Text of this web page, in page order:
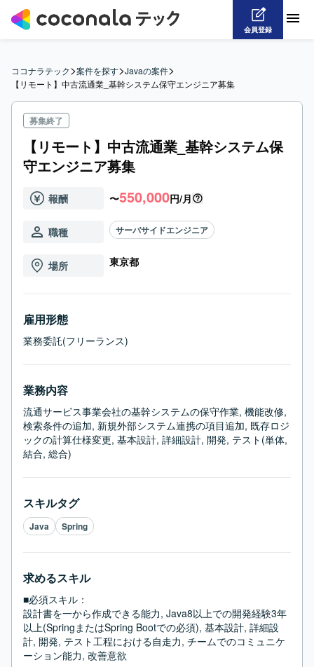
会員登録
ココナラテック>案件を探す>Javaの案件>
【リモート】中古流通業_基幹システム保守エンジニア募集
募集終了
【リモート】中古流通業_基幹システム保
守エンジニア募集
報酬 〜550,000円/月
職種 サーバサイドエンジニア
場所 東京都
雇用形態
業務委託(フリーランス)
業務内容
流通サービス事業会社の基幹システムの保守作業, 機能改修,
検索条件の追加, 新規外部システム連携の項目追加, 既存ロジ
ックの計算仕様変更, 基本設計, 詳細設計, 開発, テスト(単体,
結合, 総合)
スキルタグ
Java Spring
求めるスキル
■必須スキル：
設計書を一から作成できる能力, Java8以上での開発経験3年
以上(SpringまたはSpring Bootでの必須), 基本設計, 詳細設
計, 開発, テスト工程における自走力, チームでのコミュニケ
ーション能力, 改善意欲